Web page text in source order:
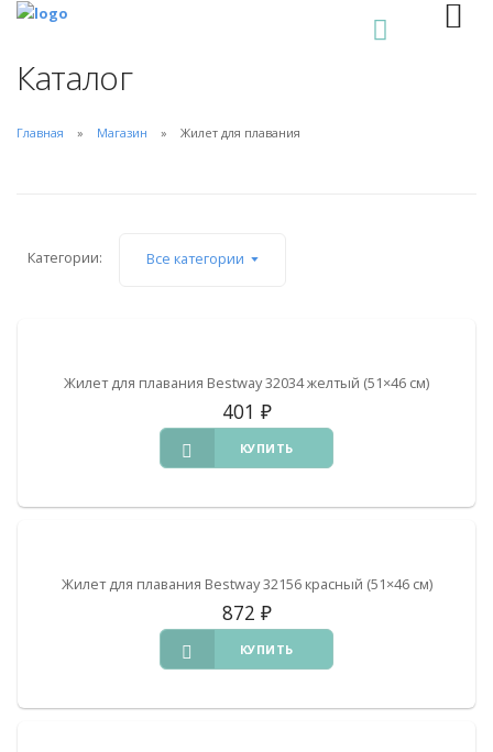
Каталог
Главная Магазин Жилет для плавания
Категории: Все категории
Жилет для плавания Bestway 32034 желтый (51×46 см)
401 ₽
КУПИТЬ
Жилет для плавания Bestway 32156 красный (51×46 см)
872 ₽
КУПИТЬ